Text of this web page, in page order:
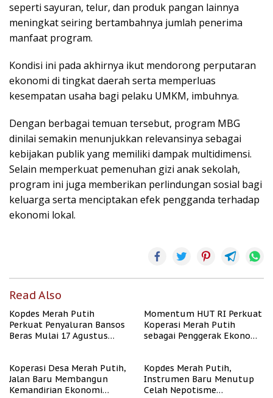
seperti sayuran, telur, dan produk pangan lainnya
meningkat seiring bertambahnya jumlah penerima
manfaat program.
Kondisi ini pada akhirnya ikut mendorong perputaran
ekonomi di tingkat daerah serta memperluas
kesempatan usaha bagi pelaku UMKM, imbuhnya.
Dengan berbagai temuan tersebut, program MBG
dinilai semakin menunjukkan relevansinya sebagai
kebijakan publik yang memiliki dampak multidimensi.
Selain memperkuat pemenuhan gizi anak sekolah,
program ini juga memberikan perlindungan sosial bagi
keluarga serta menciptakan efek pengganda terhadap
ekonomi lokal.
Read Also
Kopdes Merah Putih
Perkuat Penyaluran Bansos
Beras Mulai 17 Agustus
Momentum HUT RI Perkuat
Koperasi Merah Putih
sebagai Penggerak Ekonomi
Koperasi Desa Merah Putih,
Jalan Baru Membangun
Kemandirian Ekonomi
Kopdes Merah Putih,
Instrumen Baru Menutup
Celah Nepotisme